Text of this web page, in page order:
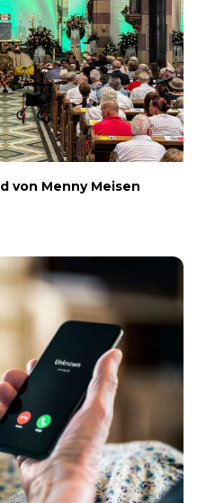
von Menny Meisen